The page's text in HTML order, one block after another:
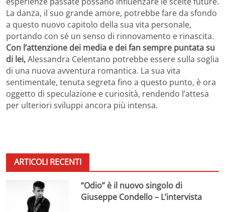
La danza, il suo grande amore, potrebbe fare da sfondo
a questo nuovo capitolo della sua vita personale,
portando con sé un senso di rinnovamento e rinascita.
Con l’attenzione dei media e dei fan sempre puntata su
di lei,Alessandra Celentano potrebbe essere sulla soglia
di una nuova avventura romantica. La sua vita
sentimentale, tenuta segreta fino a questo punto, è ora
oggetto di speculazione e curiosità, rendendo l’attesa
per ulteriori sviluppi ancora più intensa.
ARTICOLI RECENTI
“Odio” è il nuovo singolo di
Giuseppe Condello – L’intervista